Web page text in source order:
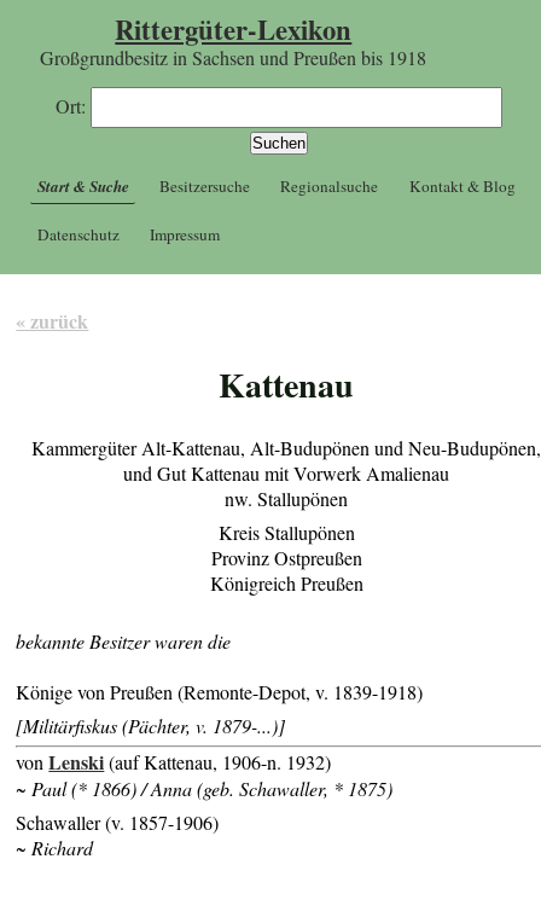
Rittergüter-Lexikon
Großgrundbesitz in Sachsen und Preußen bis 1918
Ort:
Start & Suche Besitzersuche Regionalsuche Kontakt & Blog
Datenschutz Impressum
« zurück
Kattenau
Kammergüter Alt-Kattenau, Alt-Budupönen und Neu-Budupönen,
und Gut Kattenau mit Vorwerk Amalienau
nw. Stallupönen
Kreis Stallupönen
Provinz Ostpreußen
Königreich Preußen
bekannte Besitzer waren die
Könige von Preußen (Remonte-Depot, v. 1839-1918)
[Militärfiskus (Pächter, v. 1879-...)]
vonLenski(auf Kattenau, 1906-n. 1932)
~ Paul (* 1866) / Anna (geb. Schawaller, * 1875)
Schawaller (v. 1857-1906)
~ Richard